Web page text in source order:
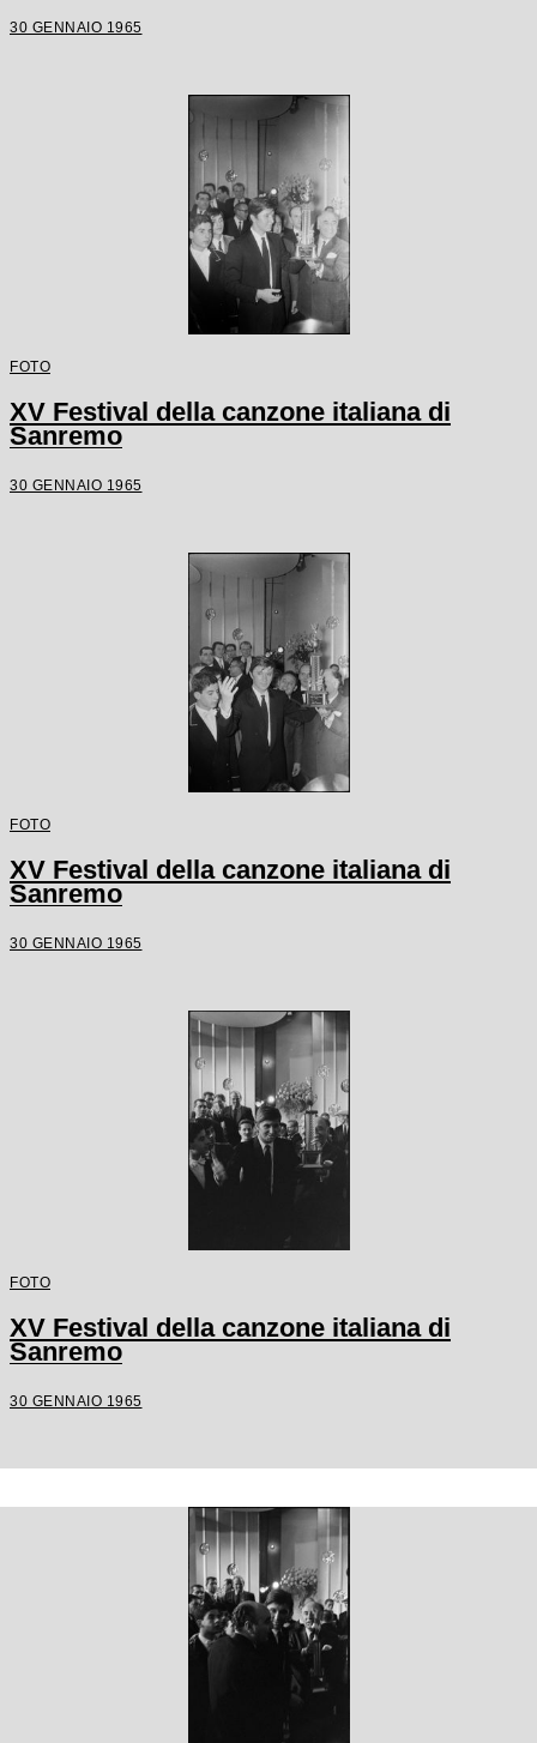
30 GENNAIO 1965
FOTO
XV Festival della canzone italiana di
Sanremo
30 GENNAIO 1965
FOTO
XV Festival della canzone italiana di
Sanremo
30 GENNAIO 1965
FOTO
XV Festival della canzone italiana di
Sanremo
30 GENNAIO 1965